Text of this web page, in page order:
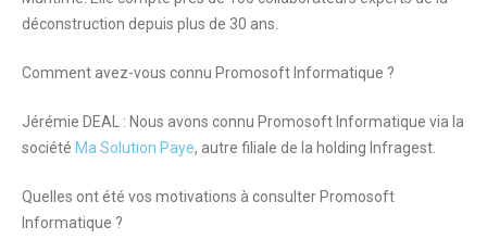
déconstruction depuis plus de 30 ans.
Comment avez-vous connu Promosoft Informatique ?
Jérémie DEAL : Nous avons connu Promosoft Informatique via la
société Ma Solution Paye, autre filiale de la holding Infragest.
Quelles ont été vos motivations à consulter Promosoft
Informatique ?